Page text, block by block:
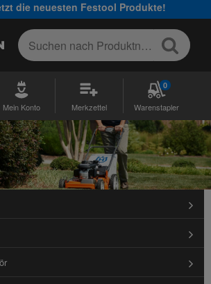
die neuesten Festool Produkte!
Mein Konto Merkzettel
0
Warenstapler